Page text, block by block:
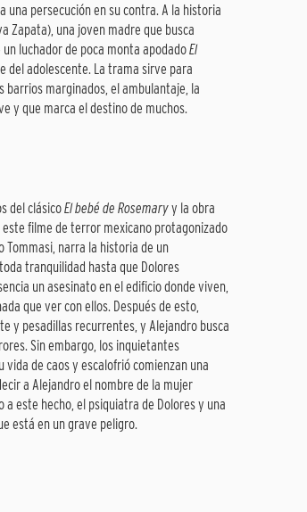
una persecución en su contra. A la historia
Zapata), una joven madre que busca
luchador de poca monta apodadoEl
del adolescente. La trama sirve para
barrios marginados, el ambulantaje, la
y que marca el destino de muchos.
del clásicoEl bebé de Rosemaryy la obra
este filme de terror mexicano protagonizado
Tommasi, narra la historia de un
tranquilidad hasta que Dolores
un asesinato en el edificio donde viven,
que ver con ellos. Después de esto,
y pesadillas recurrentes, y Alejandro busca
Sin embargo, los inquietantes
de caos y escalofrió comienzan una
a Alejandro el nombre de la mujer
a este hecho, el psiquiatra de Dolores y una
está en un grave peligro.